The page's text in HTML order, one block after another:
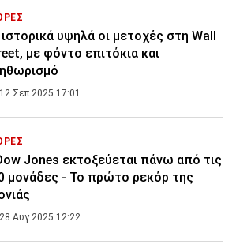
υψηλά οι μετοχές στη Wall
με φόντο επιτόκια και
12 Σεπ 2025 17:01
Jones εκτοξεύεται πάνω από τις
μονάδες - Το πρώτο ρεκόρ της
28 Αυγ 2025 12:22